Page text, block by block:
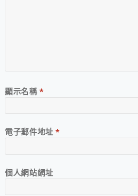
顯示名稱*
電子郵件地址*
個人網站網址